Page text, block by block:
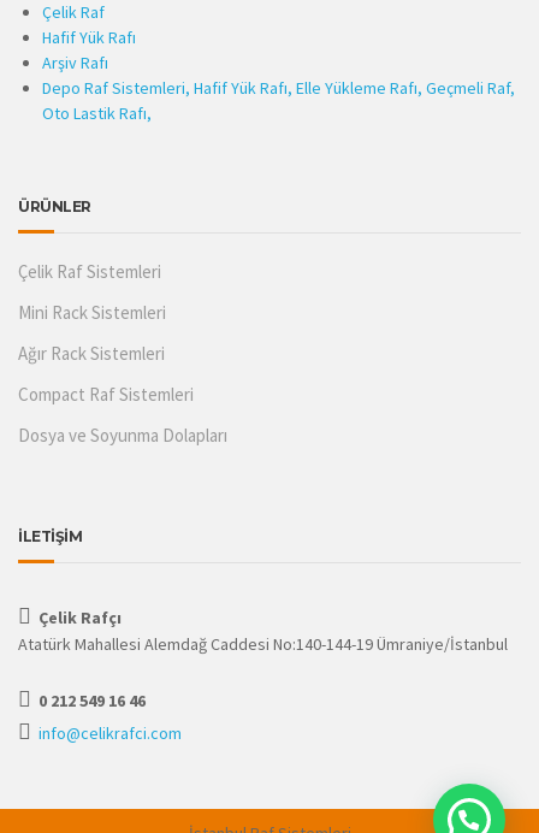
Çelik Raf
Hafif Yük Rafı
Arşiv Rafı
Depo Raf Sistemleri, Hafif Yük Rafı, Elle Yükleme Rafı, Geçmeli Raf,
Oto Lastik Rafı,
ÜRÜNLER
Çelik Raf Sistemleri
Mini Rack Sistemleri
Ağır Rack Sistemleri
Compact Raf Sistemleri
Dosya ve Soyunma Dolapları
İLETİŞİM
Çelik Rafçı
Atatürk Mahallesi Alemdağ Caddesi No:140-144-19 Ümraniye/İstanbul
0 212 549 16 46
info@celikrafci.com